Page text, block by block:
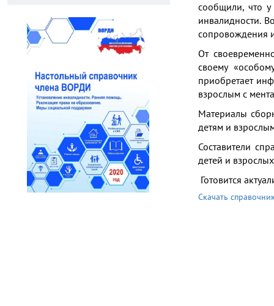
сообщили, что
инвалидности.
сопровождения
От
своему
приобретает
взрослым с
Материалы
детям и
Составители
детей и
Готовится
Скачать